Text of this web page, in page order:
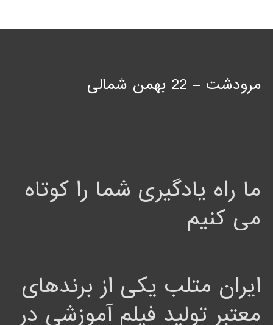
مرودشت – 22 بهمن شمالی
ما راه یادگیری شما را کوتاه
می کنیم
ایران متلب یکی از برندهای
معتبر تولید فیلم آموزشی در